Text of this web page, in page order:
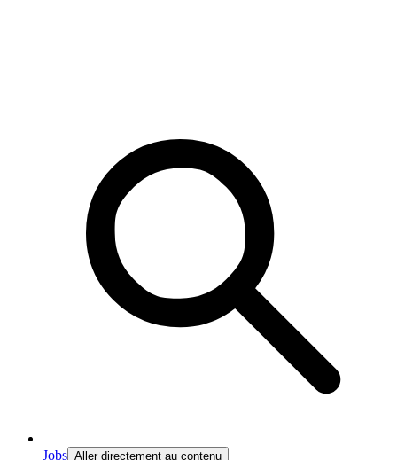
Jobs Aller directement au contenu